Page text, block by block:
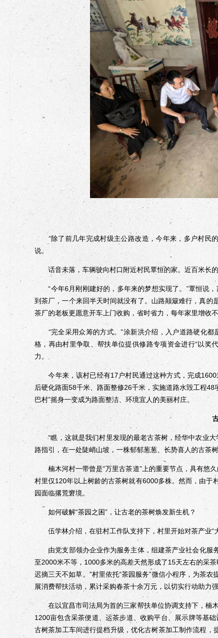
“除了前几年完成村级主公路改造，今年来，多户村民的
说。
话音未落，车辆驶向村口附近村民覃恒的家。近百米长
“今年6月刚刚建好的，多年来的梦想实现了。”覃恒说，
到茶厂，一个来回半天时间就没有了。山路颠簸难行，真的
茶厂的老板更愿意开车上门收购，省时省力，每年家里增收
“完全采用众筹的方式。”涂新洪介绍，入户道路硬化都
格，再由村里争取、帮扶单位提供修路专项资金进行“以奖
力。
今年来，该村已经有17户村民通过这种方式，完成1600
后硬化路面58千米、路面整修26千米，实施道路水毁工程
巴村”摇身一变成为路面整洁、环境宜人的美丽村庄。
“瞧，这就是我们村里发现的最老古茶树，经华中农业大
路指引，在一处陡峭山坡，一株郁郁葱葱、长势喜人的古茶
楠木河村一带曾是“万里古茶道”上的重要节点，具有悠
村里仅120年以上树龄的古茶树就有6000多株。然而，由于
园面临撂荒窘境。
如何破解“茶园之困”，让古老的茶树焕发新生机？
伍学林介绍，在驻村工作队支持下，村里开始对茶产业“
由党支部领办企业作为服务主体，组建茶产业社会化服
至2000米不等，1000多米的高差天然形成了15天左右的采
迟摘三天不如草。”村里依托“茶园服务”微信小程序，为茶
展消费帮扶活动，累计采购春茶十余万元，以切实行动助力
在以宜昌市司法局为首的三家帮扶单位协调支持下，楠木
1200亩包含采茶便道、运茶步道、收购平台、展示牌等基
古树茶加工车间进行提档升级，优化古树茶加工制作流程